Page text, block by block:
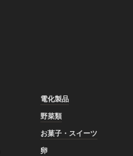
電化製品
野菜類
お菓子・スイーツ
卵